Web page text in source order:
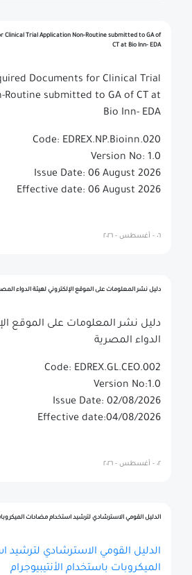
Clinical Trial Application Non-Routine submitted to GA of
CT at Bio Inn- EDA
Documents for Clinical Trial
submitted to GA of CT at
Bio Inn- EDA
Code: EDREX.NP.Bioinn.020
Version No: 1.0
Issue Date: 06 August 2026
Effective date: 06 August 2026
٠٦ - أغسطس - ٢٠٢٦
دليل نشر المعلومات على الموقع الإلكتروني لهيئة الدواء
دليل نشر المعلومات على الموقع
الدواء المصرية
Code: EDREX.GL.CEO.002
Version No:1.0
Issue Date: 02/08/2026
Effective date:04/08/2026
٠٢ - أغسطس - ٢٠٢٦
الدليل القومي الاسترشادي لترشيد استخدام مضادات
الدليل القومي الاسترشادي
الميكروبات باستخدام الأنتيبيوجرام